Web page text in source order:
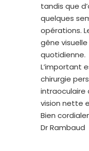
tandis que
quelques
opérations.
gêne
quotidienne.
L’important
chirurgie
intraoculaire
vision nette
Bien
Dr Rambaud